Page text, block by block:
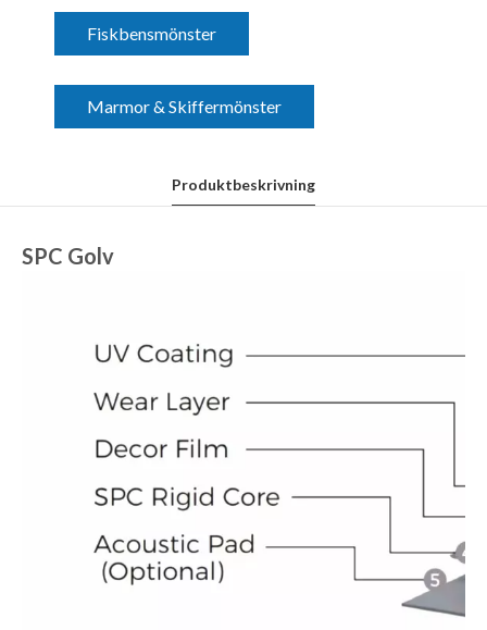
Fiskbensmönster
Marmor & Skiffermönster
Produktbeskrivning
SPC Golv